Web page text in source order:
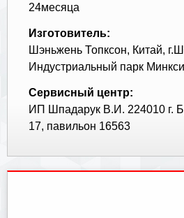
24месяца
Изготовитель:
Шэньжень Топксон, Китай,
Индустриальный парк
Сервисный центр:
ИП Шпадарук В.И. 224010 г.
17, павильон 16563